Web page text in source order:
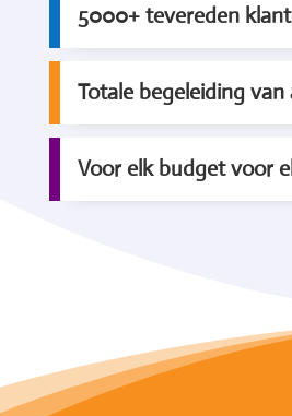
5000+ tevereden
Totale begeleiding
Voor elk budget voor